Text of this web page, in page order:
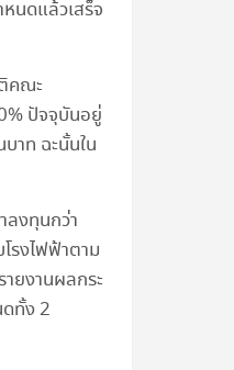
นดแล้วเสร็จ
คณะ
ปัจจุบันอยู่
าท ฉะนั้นใน
ลงทุนกว่า
รงไฟฟ้าตาม
ยงานผลกระ
ทั้ง 2